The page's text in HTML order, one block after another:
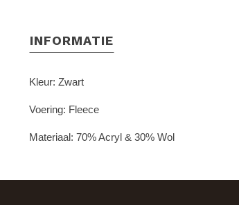
INFORMATIE
Kleur: Zwart
Voering: Fleece
Materiaal: 70% Acryl & 30% Wol